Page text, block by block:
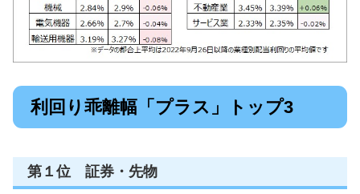
利回り乖離幅「プラス」トップ3
第１位 証券・先物